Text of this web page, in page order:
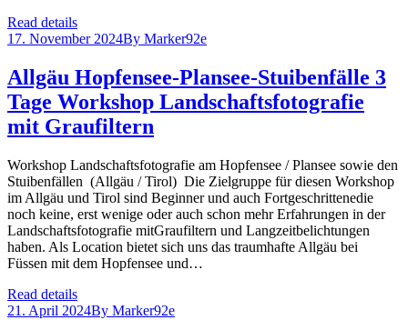
Read details
17. November 2024By Marker92e
Allgäu Hopfensee-Plansee-Stuibenfälle 3
Tage Workshop Landschaftsfotografie
mit Graufiltern
Workshop Landschaftsfotografie am Hopfensee / Plansee sowie den
Stuibenfällen (Allgäu / Tirol) Die Zielgruppe für diesen Workshop
im Allgäu und Tirol sind Beginner und auch Fortgeschrittenedie
noch keine, erst wenige oder auch schon mehr Erfahrungen in der
Landschaftsfotografie mitGraufiltern und Langzeitbelichtungen
haben. Als Location bietet sich uns das traumhafte Allgäu bei
Füssen mit dem Hopfensee und…
Read details
21. April 2024By Marker92e